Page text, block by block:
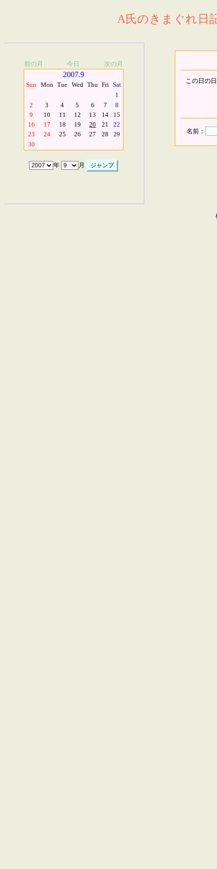
A氏のきまぐれ日
前の月 今日 次の月
2007.9
Sun Mon Tue Wed Thu Fri Sat
1
2
3 4 5 6 7
8
9
10 11 12 13 14
15
16
17 18 19 20 21
22
23
24 25 26 27 28
29
30
年 月
この日の
名前：